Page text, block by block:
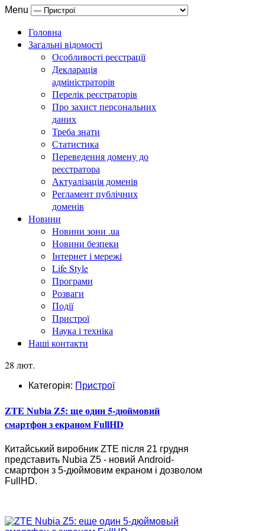
Menu
Головна
Загальні відомості
Особливості реєстрації
Декларація
адміністраторів
Перелік реєстраторів
Про захист персональних
даних
Треба знати
Статистика
Переведення домену до
реєстратора
Актуалізація доменів
Регламент публічних
доменів
Новини
Новини зони .ua
Новини безпеки
Інтернет і мережі
Life Style
Програми
Розваги
Події
Пристрої
Наука і техніка
Наші контакти
28 лют.
Категорія: Пристрої
ZTE Nubia Z5: ще один 5-дюймовий
смартфон з екраном FullHD
Китайський виробник ZTE після 21 грудня
представить Nubia Z5 - новий Android-
смартфон з 5-дюймовим екраном і дозволом
FullHD.